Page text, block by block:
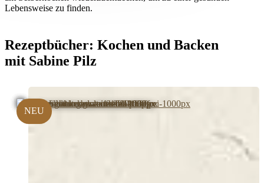
Lebensweise zu finden.
Rezeptbücher: Kochen und Backen
mit Sabine Pilz
NEU